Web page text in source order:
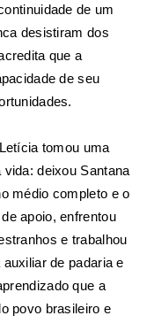
de um
desistiram dos
que a
de seu
tomou uma
deixou Santana
médio completo e o
apoio, enfrentou
e trabalhou
de padaria e
que a
povo brasileiro e